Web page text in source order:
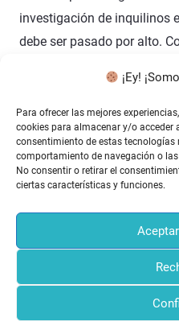
¡Ey!
Para ofrecer las mejores
cookies para almacenar y/o acceder
consentimiento de estas tecnologías
comportamiento de navegación o
No consentir o retirar el
ciertas características y funciones.
investigación de inquilinos
debe ser pasado por alto.
tomando decisiones
datos sólidos. No dejes
irresponsables afecte tu
hoy mismo para obtener
podemos ayudarte. Puedes
¡Estamos aquí para